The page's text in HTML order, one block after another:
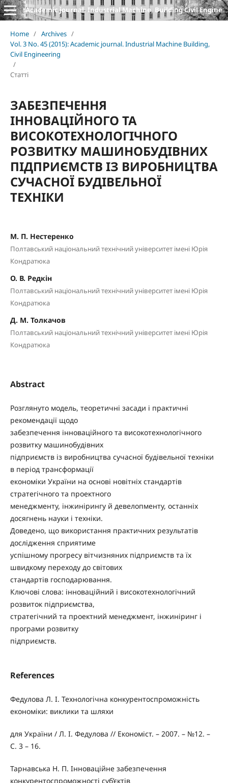
Academic journal. Industrial Machine, Building Civil Engineering
Home / Archives /
Vol. 3 No. 45 (2015): Academic journal. Industrial Machine Building,
Civil Engineering
/
Статті
ЗАБЕЗПЕЧЕННЯ
ІННОВАЦІЙНОГО ТА
ВИСОКОТЕХНОЛОГІЧНОГО
РОЗВИТКУ МАШИНОБУДІВНИХ
ПІДПРИЄМСТВ ІЗ ВИРОБНИЦТВА
СУЧАСНОЇ БУДІВЕЛЬНОЇ
ТЕХНІКИ
М. П. Нестеренко
Полтавський національний технічний університет імені Юрія
Кондратюка
О. В. Редкін
Полтавський національний технічний університет імені Юрія
Кондратюка
Д. М. Толкачов
Полтавський національний технічний університет імені Юрія
Кондратюка
Abstract
Розглянуто модель, теоретичні засади і практичні
рекомендації щодо
забезпечення інноваційного та високотехнологічного
розвитку машинобудівних
підприємств із виробництва сучасної будівельної техніки
в період трансформації
економіки України на основі новітніх стандартів
стратегічного та проектного
менеджменту, інжинірингу й девелопменту, останніх
досягнень науки і техніки.
Доведено, що використання практичних результатів
дослідження сприятиме
успішному прогресу вітчизняних підприємств та їх
швидкому переходу до світових
стандартів господарювання.
Ключові слова: інноваційний і високотехнологічний
розвиток підприємства,
стратегічний та проектний менеджмент, інжиніринг і
програми розвитку
підприємств.
References
Федулова Л. І. Технологічна конкурентоспроможність
економіки: виклики та шляхи
для України / Л. І. Федулова // Економіст. – 2007. – №12. –
С. 3 – 16.
Тарнавська Н. П. Інноваційне забезпечення
конкурентоспроможності суб’єктів